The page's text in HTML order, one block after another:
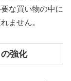
な買い物の中に
ません。
強化